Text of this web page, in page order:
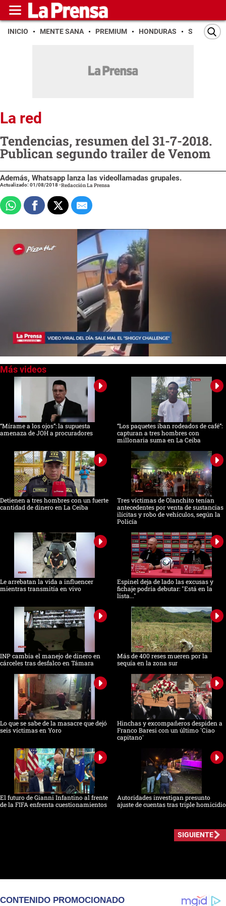
INICIO MENTE SANA PREMIUM HONDURAS SAN PEDRO
La red
Tendencias, resumen del 31-7-2018.
Publican segundo trailer de Venom
Además, Whatsapp lanza las videollamadas grupales.
Actualizado: 01/08/2018-Redacción La Prensa
of
minutes,
“Mírame a los ojos”: la supuesta
amenaza de JOH a procuradores
“Los paquetes iban rodeados de café”:
capturan a tres hombres con
millonaria suma en La Ceiba
Detienen a tres hombres con un fuerte
cantidad de dinero en La Ceiba
Tres víctimas de Olanchito tenían
antecedentes por venta de sustancias
ilícitas y robo de vehículos, según la
Policía
Le arrebatan la vida a influencer
mientras transmitía en vivo
Espinel deja de lado las excusas y
fichaje podría debutar: "Está en la
lista..."
INP cambia el manejo de dinero en
cárceles tras desfalco en Támara
Más de 400 reses mueren por la
sequía en la zona sur
Lo que se sabe de la masacre que dejó
seis víctimas en Yoro
Hinchas y excompañeros despiden a
Franco Baresi con un último 'Ciao
capitano'
El futuro de Gianni Infantino al frente
de la FIFA enfrenta cuestionamientos
Autoridades investigan presunto
ajuste de cuentas tras triple homicidio
SIGUIENTE
CONTENIDO PROMOCIONADO